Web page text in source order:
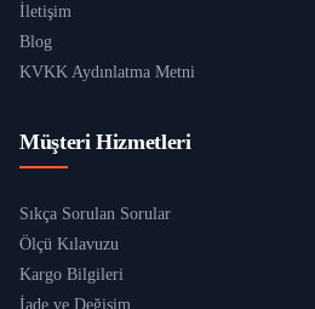
İletişim
Blog
KVKK Aydınlatma Metni
Müşteri Hizmetleri
Sıkça Sorulan Sorular
Ölçü Kılavuzu
Kargo Bilgileri
İade ve Değişim